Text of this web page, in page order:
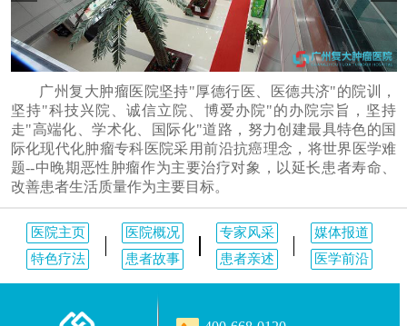
广州复大肿瘤医院坚持"厚德行医、医德共济"的院训，
坚持"科技兴院、诚信立院、博爱办院"的办院宗旨，坚持
走"高端化、学术化、国际化"道路，努力创建最具特色的国
际化现代化肿瘤专科医院采用前沿抗癌理念，将世界医学难
题--中晚期恶性肿瘤作为主要治疗对象，以延长患者寿命、
改善患者生活质量作为主要目标。
医院主页 医院概况 专家风采
媒体报道
特色疗法
患者故事 患者亲述 医学前沿